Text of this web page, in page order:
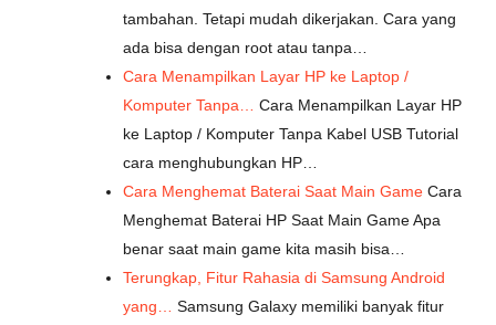
tambahan. Tetapi mudah dikerjakan. Cara yang
ada bisa dengan root atau tanpa…
Cara Menampilkan Layar HP ke Laptop /
Komputer Tanpa…
Cara Menampilkan Layar HP
ke Laptop / Komputer Tanpa Kabel USB Tutorial
cara menghubungkan HP…
Cara Menghemat Baterai Saat Main Game Cara
Menghemat Baterai HP Saat Main Game Apa
benar saat main game kita masih bisa…
Terungkap, Fitur Rahasia di Samsung Android
yang…
Samsung Galaxy memiliki banyak fitur